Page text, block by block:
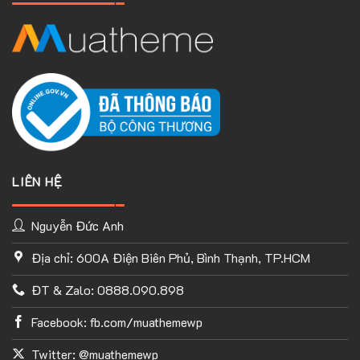
TÙY CHỈNH WEBSITE THEO PHONG CÁCH CỦA BẠN
Với thư viện ứng dụng khổng lồ và UX Builder, bạn có thể tự
tay thiết kế website của mình tùy ý mà không cần đến khả
năng coding. Chỉ cần hình dung ra ý tưởng của mình và
LIÊN HỆ
Nguyễn Đức Anh
Địa chỉ: 600A Điện Biên Phủ, Bình Thạnh, TP.HCM
ĐT & Zalo: 0888.090.898
Facebook: fb.com/muathemewp
Twitter: @muathemewp